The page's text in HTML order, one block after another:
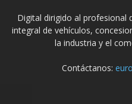
Digital dirigido al profesional
integral de vehículos,
la industria y el
Contáctanos: